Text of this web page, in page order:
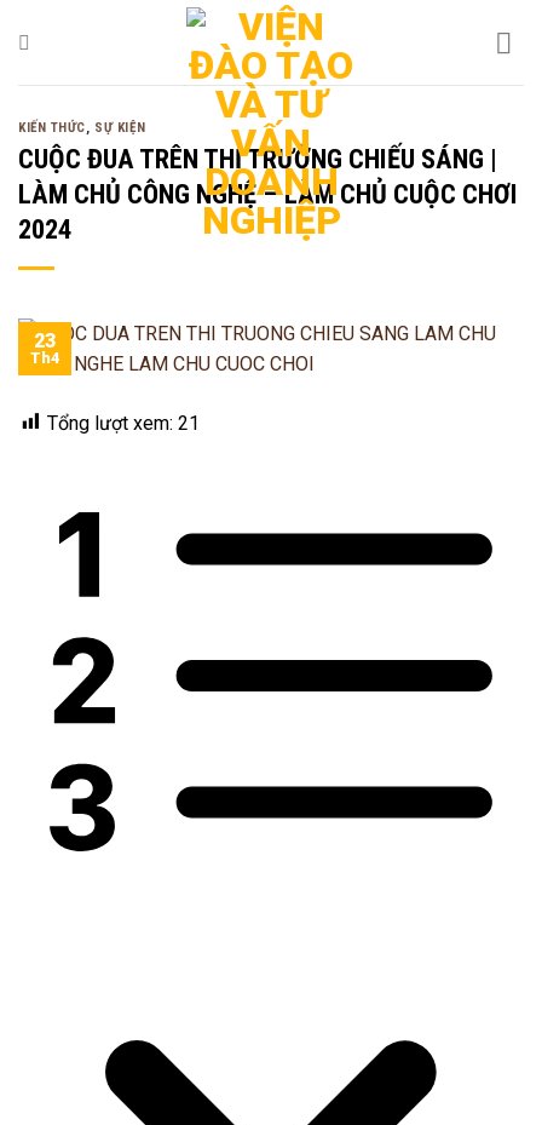
qua
KIẾN THỨC, SỰ KIỆN
CUỘC ĐUA TRÊN THỊ TRƯỜNG CHIẾU SÁNG |
LÀM CHỦ CÔNG NGHỆ – LÀM CHỦ CUỘC CHƠI
2024
23
Th4
Tổng lượt xem: 21